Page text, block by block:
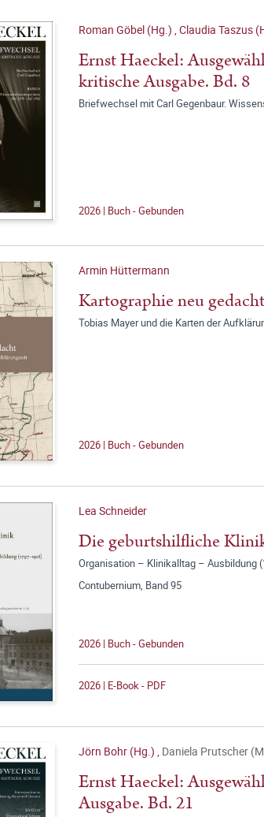
Roman Göbel (Hg.) ,Claudia Taszus
Ernst Haeckel:
kritische Ausgabe. Bd. 8
Briefwechsel mit Carl Gegenbaur.
2026 | Buch - Gebunden
Armin Hüttermann
Kartographie neu gedacht
Tobias Mayer und die Karten der
2026 | Buch - Gebunden
Lea Schneider
Die geburtshilfliche
Organisation – Klinikalltag – Ausbildung
Contubernium, Band 95
2026 | Buch - Gebunden
2026 | E-Book - PDF
Jörn Bohr (Hg.) , Daniela Prutscher
Ernst Haeckel:
Ausgabe. Bd. 21